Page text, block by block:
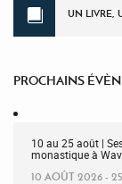
UN LIVRE,
PROCHAINS
10 au 25 août |
monastique à
10 AOÛT 2026 -